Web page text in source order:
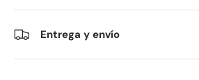
Entrega y envío